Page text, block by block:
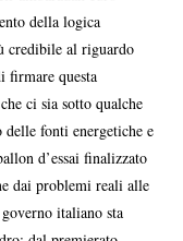
della logica
credibile al riguardo
questa
ci sia sotto qualche
delle fonti energetiche e
d’essai finalizzato
dai problemi reali alle
italiano sta